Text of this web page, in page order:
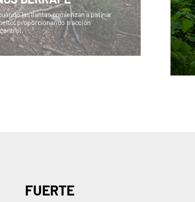
las llantas comienzan a patinar
proporcionando tracción
FUERTE